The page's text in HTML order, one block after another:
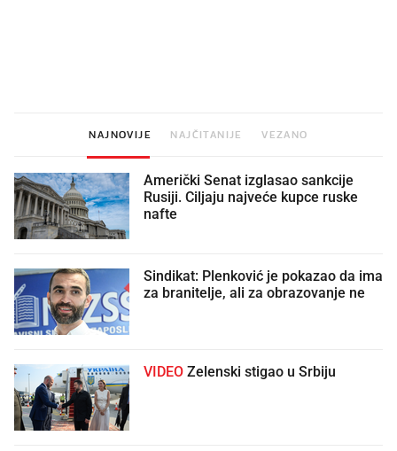
NAJNOVIJE NAJČITANIJE VEZANO
Američki Senat izglasao sankcije
Rusiji. Ciljaju najveće kupce ruske
nafte
Sindikat: Plenković je pokazao da ima
za branitelje, ali za obrazovanje ne
VIDEO Zelenski stigao u Srbiju